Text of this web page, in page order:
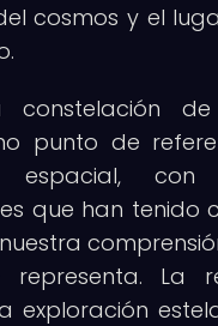
cosmos y el
constelación
punto de
espacial,
que han tenido
representa. La
exploración